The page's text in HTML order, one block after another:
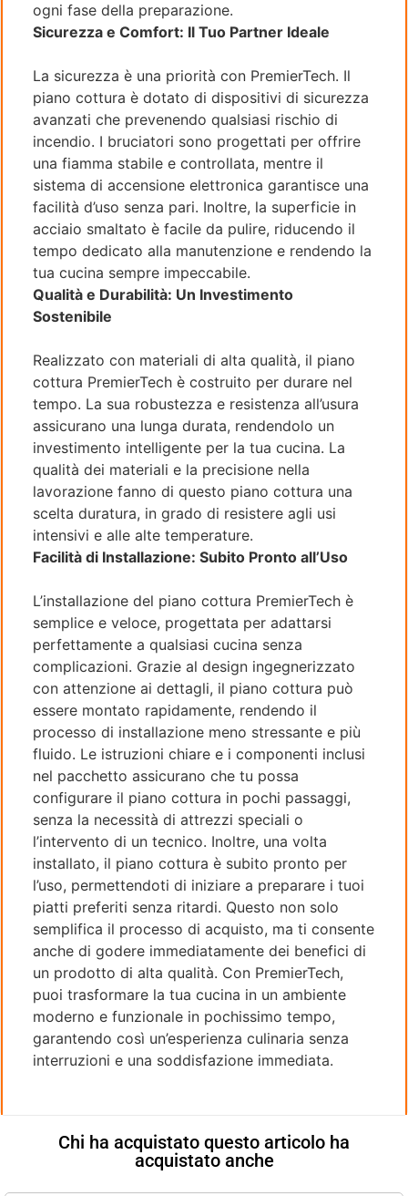
ogni fase della preparazione.
Sicurezza e Comfort: Il Tuo Partner Ideale
La sicurezza è una priorità con PremierTech. Il
piano cottura è dotato di dispositivi di sicurezza
avanzati che prevenendo qualsiasi rischio di
incendio. I bruciatori sono progettati per offrire
una fiamma stabile e controllata, mentre il
sistema di accensione elettronica garantisce una
facilità d’uso senza pari. Inoltre, la superficie in
acciaio smaltato è facile da pulire, riducendo il
tempo dedicato alla manutenzione e rendendo la
tua cucina sempre impeccabile.
Qualità e Durabilità: Un Investimento
Sostenibile
Realizzato con materiali di alta qualità, il piano
cottura PremierTech è costruito per durare nel
tempo. La sua robustezza e resistenza all’usura
assicurano una lunga durata, rendendolo un
investimento intelligente per la tua cucina. La
qualità dei materiali e la precisione nella
lavorazione fanno di questo piano cottura una
scelta duratura, in grado di resistere agli usi
intensivi e alle alte temperature.
Facilità di Installazione: Subito Pronto all’Uso
L’installazione del piano cottura PremierTech è
semplice e veloce, progettata per adattarsi
perfettamente a qualsiasi cucina senza
complicazioni. Grazie al design ingegnerizzato
con attenzione ai dettagli, il piano cottura può
essere montato rapidamente, rendendo il
processo di installazione meno stressante e più
fluido. Le istruzioni chiare e i componenti inclusi
nel pacchetto assicurano che tu possa
configurare il piano cottura in pochi passaggi,
senza la necessità di attrezzi speciali o
l’intervento di un tecnico. Inoltre, una volta
installato, il piano cottura è subito pronto per
l’uso, permettendoti di iniziare a preparare i tuoi
piatti preferiti senza ritardi. Questo non solo
semplifica il processo di acquisto, ma ti consente
anche di godere immediatamente dei benefici di
un prodotto di alta qualità. Con PremierTech,
puoi trasformare la tua cucina in un ambiente
moderno e funzionale in pochissimo tempo,
garantendo così un’esperienza culinaria senza
interruzioni e una soddisfazione immediata.
Chi ha acquistato questo articolo ha
acquistato anche